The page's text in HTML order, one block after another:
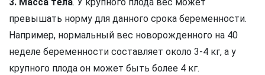
превышать норму для данного срока беременности.
Например, нормальный вес новорожденного на 40
неделе беременности составляет около 3-4 кг, а у
крупного плода он может быть более 4 кг.